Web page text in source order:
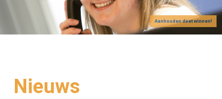
Aanhouden doet winnen!
Nieuws